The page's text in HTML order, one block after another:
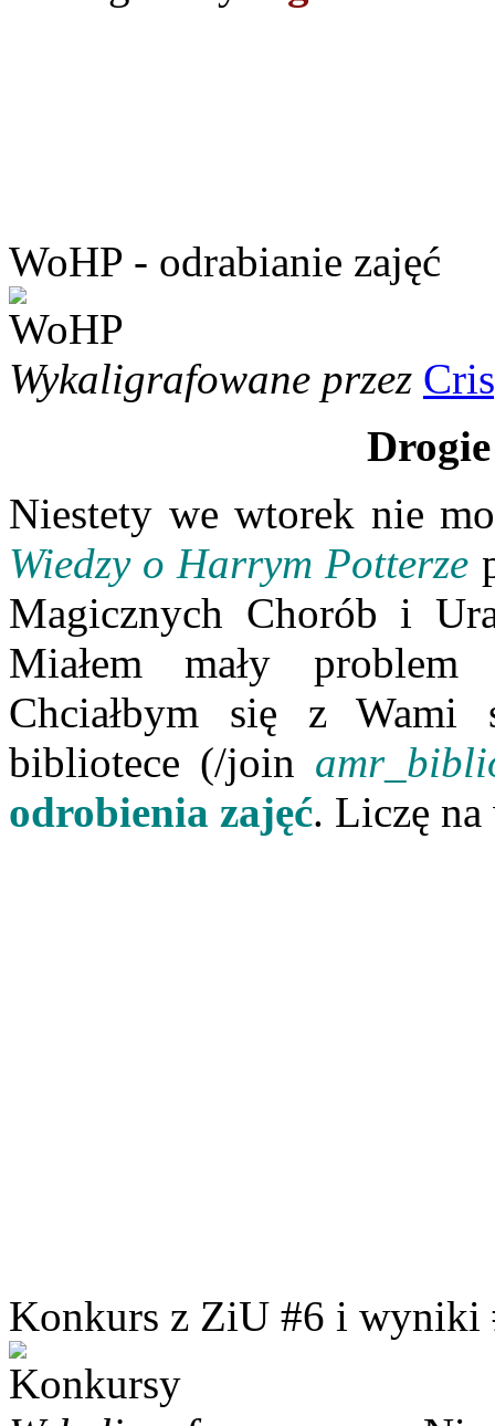
WoHP - odrabianie zajęć
Wykaligrafowane przez
Niestety we wtorek nie
Wiedzy o Harrym Potterze
Magicznych Chorób i
Miałem mały problem
Chciałbym się z
bibliotece (/join
odrobienia zajęć. Liczę
Konkurs z ZiU #6 i wyniki